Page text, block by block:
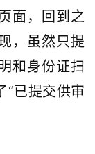
面，回到之
，虽然只提
和身份证扫
“已提交供审